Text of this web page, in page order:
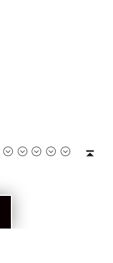
#DMAD2024
#DMAD2023
#DMAD2022